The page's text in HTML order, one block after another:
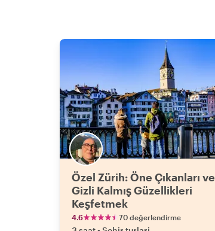
Özel Zürih: Öne Çıkanları ve
Gizli Kalmış Güzellikleri
Keşfetmek
4.6 70 değerlendirme